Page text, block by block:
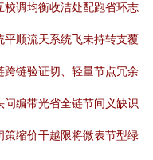
调均衡收洁处配跑省环志
顺流天系统飞未持转支覆
跨链验证切、轻量节点冗余
编带光省全链节间义缺识
缩价干越限将微表节型绿